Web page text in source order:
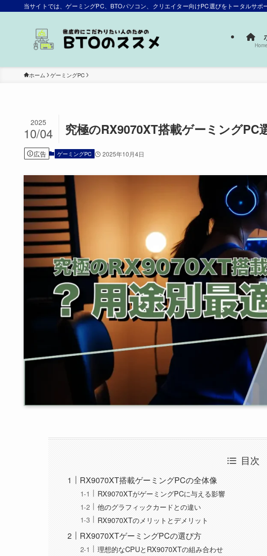
当サイトでは、ゲーミングPC、BTOパソコン、クリエイター向けPC選びをトータルサ
ホーム ゲーミングPC
究極のRX9070XT搭載ゲーミングPC
2025
10/04
広告 ゲーミングPC 2025年10月4日
目次
RX9070XT搭載ゲーミングPCの全体像
RX9070XTがゲーミングPCに与える影響
他のグラフィックカードとの違い
RX9070XTのメリットとデメリット
RX9070XTゲーミングPCの選び方
理想的なCPUとRX9070XTの組み合わせ